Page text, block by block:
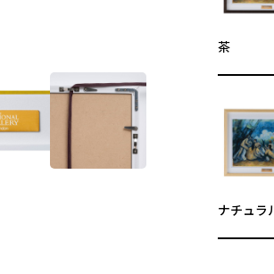
茶
ナチュラ